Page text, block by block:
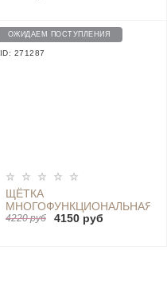
WXCDJ01SWDK SALE
ОЖИДАЕМ ПОСТУПЛЕНИЯ
ID: 271287
ЩЁТКА
МНОГОФУНКЦИОНАЛЬНАЯ
БЕСПРОВОДНАЯ
4220 руб 4150 руб